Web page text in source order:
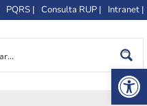
PQRS | Consulta RUP | Intranet |